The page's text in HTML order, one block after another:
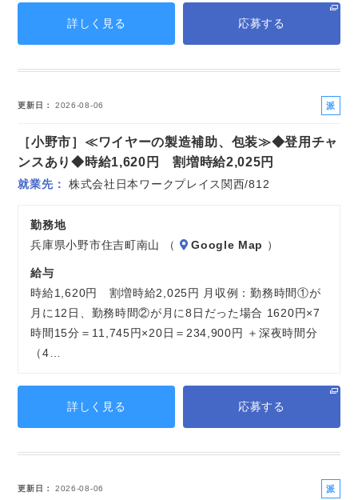
詳しく見る 応募する
更新日 2026-08-06
派
社
［小野市］≪ワイヤーの製造補助、包装≫◆登用チャ
ンスあり◆時給1,620円 割増時給2,025円
就業先 株式会社日本ワークプレイス関西/812
勤務地
兵庫県小野市住吉町南山 （
Google Map ）
給与
時給1,620円 割増時給2,025円 月収例：勤務時間①が
月に12日、勤務時間②が月に8日だった場合 1620円×7
時間15分＝11,745円×20日＝234,900円 ＋深夜時間分
（4…
詳しく見る 応募する
更新日 2026-08-06
派